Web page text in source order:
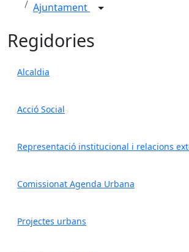
Ajuntament
Regidories
Alcaldia
Acció Social
Representació institucional i relacions
Comissionat Agenda Urbana
Projectes urbans